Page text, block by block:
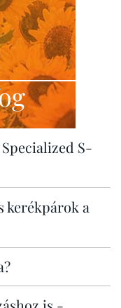
S-
kerékpárok a